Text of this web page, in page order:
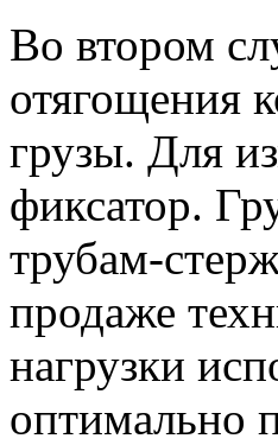
Во втором
отягощения
грузы. Для
фиксатор.
трубам-
продаже
нагрузки
оптимально